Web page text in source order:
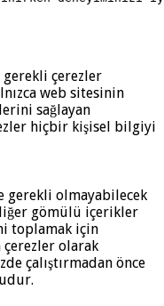
gerekli çerezler
web sitesinin
sağlayan
hiçbir kişisel bilgiyi
gerekli olmayabilecek
gömülü içerikler
toplamak için
çerezler olarak
çalıştırmadan önce